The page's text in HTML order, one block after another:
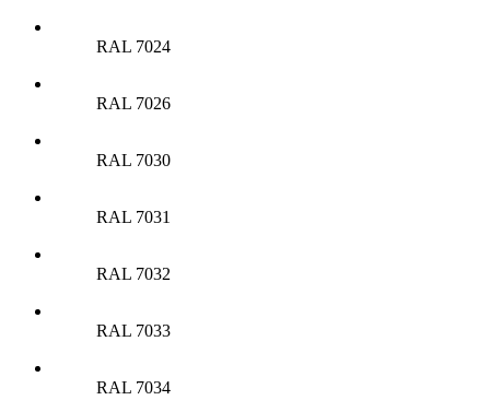
RAL 7024
RAL 7026
RAL 7030
RAL 7031
RAL 7032
RAL 7033
RAL 7034